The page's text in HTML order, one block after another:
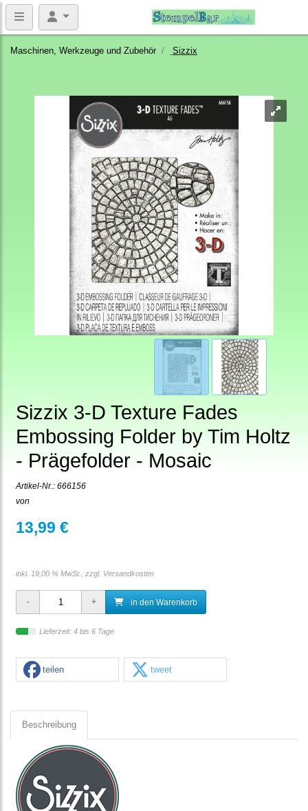
Maschinen, Werkzeuge und Zubehör Sizzix
Sizzix 3-D Texture Fades
Embossing Folder by Tim Holtz
- Prägefolder - Mosaic
Artikel-Nr.: 666156
von
13,99 €
inkl. 19,00 % MwSt., zzgl. Versandkosten
in den Warenkorb
Lieferzeit: 4 bis 6 Tage
teilen tweet
Beschreibung